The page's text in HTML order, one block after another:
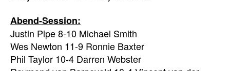
Abend-Session:
Justin Pipe 8-10 Michael Smith
Wes Newton 11-9 Ronnie Baxter
Phil Taylor 10-4 Darren Webster